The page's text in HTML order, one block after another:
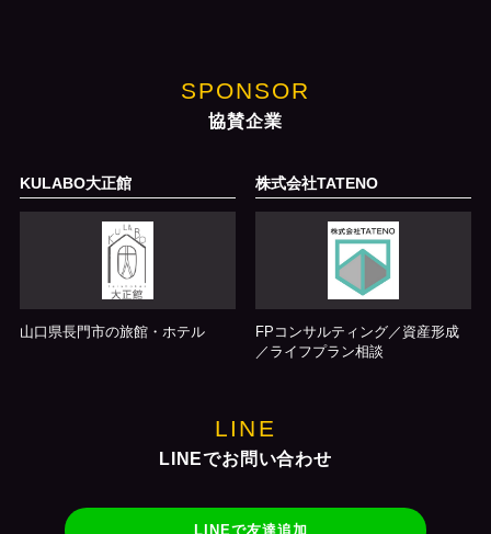
SPONSOR
協賛企業
KULABO大正館
山口県長門市の旅館・ホテル
株式会社TATENO
FPコンサルティング／資産形成
／ライフプラン相談
LINE
LINEでお問い合わせ
LINEで友達追加